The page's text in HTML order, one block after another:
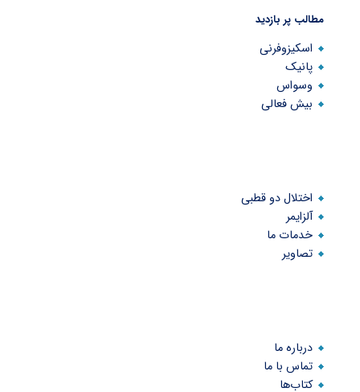
مطالب پر بازدید
اسکیزوفرنی
پانیک
وسواس
بیش فعالی
اختلال دو قطبی
آلزایمر
خدمات ما
تصاویر
درباره ما
تماس با ما
کتاب‌ها